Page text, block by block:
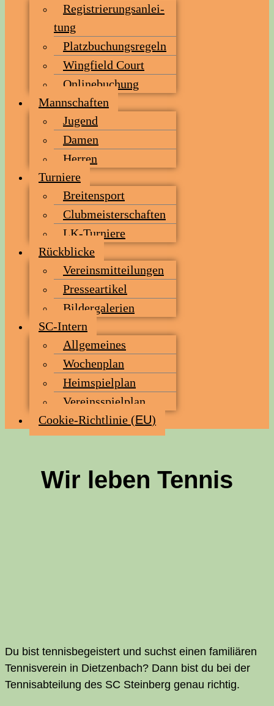
Regis­trie­rungs­an­lei­
tung
Platz­bu­chungs­re­geln
Wing­field Court
Online­bu­chung
Mann­schaf­ten
Jugend
Damen
Her­ren
Tur­nie­re
Brei­ten­sport
Club­meis­ter­schaf­ten
LK-Tur­nie­re
Rück­bli­cke
Ver­eins­mit­tei­lun­gen
Pres­se­ar­ti­kel
Bil­der­ga­le­rien
SC-Intern
All­ge­mei­nes
Wochen­plan
Heim­spiel­plan
Ver­eins­spiel­plan
Coo­kie-Rich­t­­li­­nie (EU)
Wir leben Tennis
Du bist ten­nis­be­geis­tert und suchst einen fami­liä­ren
Ten­nis­ver­ein in Diet­zen­bach? Dann bist du bei der
Tennis­abteilung des SC Stein­berg genau richtig.